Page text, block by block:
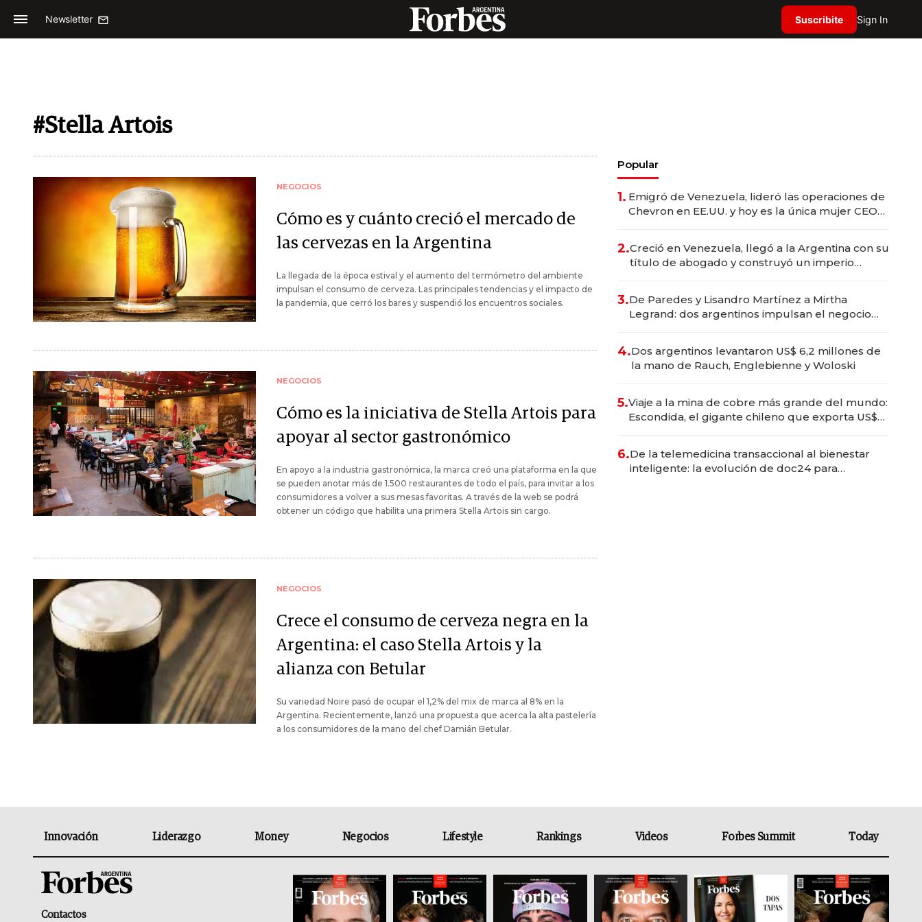
Newsletter Suscribite Sign In
#Stella Artois
NEGOCIOS
Cómo es y cuánto creció el mercado de
las cervezas en la Argentina
La llegada de la época estival y el aumento del termómetro del ambiente
impulsan el consumo de cerveza. Las principales tendencias y el impacto de
la pandemia, que cerró los bares y suspendió los encuentros sociales.
NEGOCIOS
Cómo es la iniciativa de Stella Artois para
apoyar al sector gastronómico
En apoyo a la industria gastronómica, la marca creó una plataforma en la que
se pueden anotar más de 1.500 restaurantes de todo el país, para invitar a los
consumidores a volver a sus mesas favoritas. A través de la web se podrá
obtener un código que habilita una primera Stella Artois sin cargo.
NEGOCIOS
Crece el consumo de cerveza negra en la
Argentina: el caso Stella Artois y la
alianza con Betular
Su variedad Noire pasó de ocupar el 1,2% del mix de marca al 8% en la
Argentina. Recientemente, lanzó una propuesta que acerca la alta pastelería
a los consumidores de la mano del chef Damián Betular.
Popular
1. Emigró de Venezuela, lideró las operaciones de
Chevron en EE.UU. y hoy es la única mujer CEO
2.Creció en Venezuela, llegó a la Argentina con su
título de abogado y construyó un imperio
3.De Paredes y Lisandro Martínez a Mirtha
Legrand: dos argentinos impulsan el negocio
4.Dos argentinos levantaron US$ 6,2 millones de
la mano de Rauch, Englebienne y Woloski
5.Viaje a la mina de cobre más grande del mundo:
Escondida, el gigante chileno que exporta US$
6.De la telemedicina transaccional al bienestar
inteligente: la evolución de doc24 para
Innovación Liderazgo Money Negocios Lifestyle Rankings Videos Forbes Summit Today
Contactos